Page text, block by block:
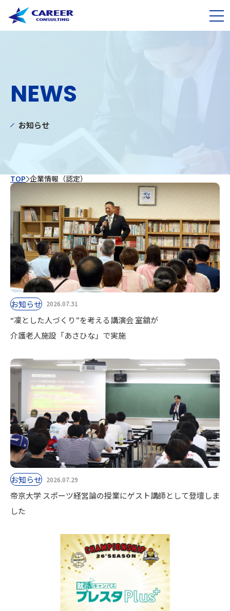
NEWS
お知らせ
TOP 企業情報（認定）
お知らせ 2026.07.31
“凜とした人づくり”を考える講演会 室舘が
介護老人施設「あさひな」で実施
お知らせ 2026.07.29
帝京大学 スポーツ経営論の授業にゲスト講師として登壇しま
した